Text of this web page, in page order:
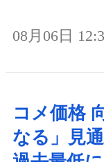
08月06日
コメ価格
なる」見